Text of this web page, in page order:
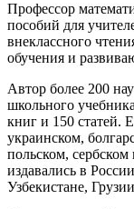
Профессор
пособий для
внеклассного
обучения и
Автор более 200
школьного
книг и 150 статей.
украинском,
польском,
издавались в
Узбекистане,